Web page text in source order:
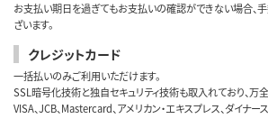
お支払い期日を過ぎてもお支払いの確認ができない場合、
ざいます。
クレジットカード
一括払いのみご利用いただけます。
SSL暗号化技術と独自セキュリティ技術も取入れており、万全
VISA、JCB、Mastercard、アメリカン・エキスプレス、ダイナー